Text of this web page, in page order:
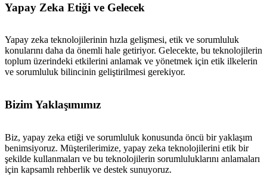
Yapay Zeka Etiği ve Gelecek
Yapay zeka teknolojilerinin hızla gelişmesi, etik ve sorumluluk
konularını daha da önemli hale getiriyor. Gelecekte, bu teknolojilerin
toplum üzerindeki etkilerini anlamak ve yönetmek için etik ilkelerin
ve sorumluluk bilincinin geliştirilmesi gerekiyor.
Bizim Yaklaşımımız
Biz, yapay zeka etiği ve sorumluluk konusunda öncü bir yaklaşım
benimsiyoruz. Müşterilerimize, yapay zeka teknolojilerini etik bir
şekilde kullanmaları ve bu teknolojilerin sorumluluklarını anlamaları
için kapsamlı rehberlik ve destek sunuyoruz.